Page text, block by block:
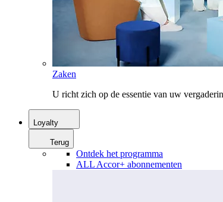
Zaken
U richt zich op de essentie van uw
Loyalty
Terug
Ontdek het programma
ALL Accor+ abonnementen